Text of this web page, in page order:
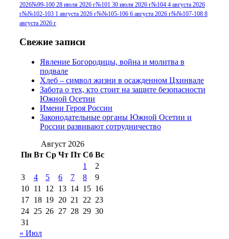
июля 2014 г(10)№96+97 30 июля
2016 г(13)
июля 2017 г
2012 г
(15)
№97 30 июля 2015 г
(15)№98 1 августа 2015 г
августа 2016 г(10)№98 5 июля 2014 г(10)
№98 8 августа 2013 г
августа 2012 г(14) №98+99 11 июля
2017 г(9)
№99 4 августа
2016 г(12) №99 8 июля 2014 г
августа 2012 г(11)
августа 2013 г
(12)
2026№99-100 28 июля 2026 г№101 30 июля 2026 г№104 4 августа 2026
г№№102-103 1 августа 2026 г№№105-106 6 августа 2026 г№№107-108 8
августа 2026 г
Свежие записи
Явление Богородицы, война и молитва в
подвале
Хлеб – символ жизни в осажденном Цхинвале
Забота о тех, кто стоит на защите безопасности
Южной Осетии
Имени Героя России
Законодательные органы Южной Осетии и
России развивают сотрудничество
Август 2026
Пн Вт Ср Чт Пт Сб Вс
1
2
3
4 5 6 7 8
9
10 11 12 13 14 15 16
17 18 19 20 21 22 23
24 25 26 27 28 29 30
31
« Июл